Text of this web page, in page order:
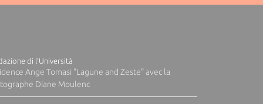
di l'Università
Ange Tomasi "Lagune and Zeste" avec la
Diane Moulenc